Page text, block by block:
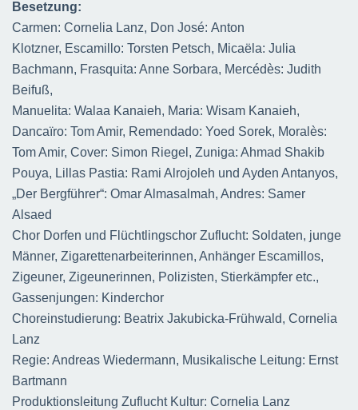
Besetzung:
Carmen: Cornelia Lanz, Don José: Anton
Klotzner, Escamillo: Torsten Petsch, Micaëla: Julia
Bachmann, Frasquita: Anne Sorbara, Mercédès: Judith
Beifuß,
Manuelita: Walaa Kanaieh, Maria: Wisam Kanaieh,
Dancaïro: Tom Amir, Remendado: Yoed Sorek, Moralès:
Tom Amir, Cover: Simon Riegel, Zuniga: Ahmad Shakib
Pouya, Lillas Pastia: Rami Alrojoleh und Ayden Antanyos,
„Der Bergführer“: Omar Almasalmah, Andres: Samer
Alsaed
Chor Dorfen und Flüchtlingschor Zuflucht: Soldaten, junge
Männer, Zigarettenarbeiterinnen, Anhänger Escamillos,
Zigeuner, Zigeunerinnen, Polizisten, Stierkämpfer etc.,
Gassenjungen: Kinderchor
Choreinstudierung: Beatrix Jakubicka-Frühwald, Cornelia
Lanz
Regie: Andreas Wiedermann, Musikalische Leitung: Ernst
Bartmann
Produktionsleitung Zuflucht Kultur: Cornelia Lanz